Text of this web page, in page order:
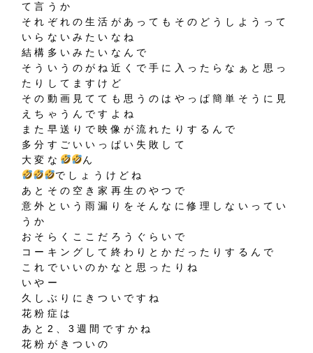
て言うか
それぞれの生活があってもそのどうしようって
いらないみたいなね
結構多いみたいなんで
そういうのがね近くで手に入ったらなぁと思っ
たりしてますけど
その動画見てても思うのはやっぱ簡単そうに見
えちゃうんですよね
また早送りで映像が流れたりするんで
多分すごいいっぱい失敗して
大変な
ん
でしょうけどね
あとその空き家再生のやつで
意外という雨漏りをそんなに修理しないってい
うか
おそらくここだろうぐらいで
コーキングして終わりとかだったりするんで
これでいいのかなと思ったりね
いやー
久しぶりにきついですね
花粉症は
あと2、3週間ですかね
花粉がきついの